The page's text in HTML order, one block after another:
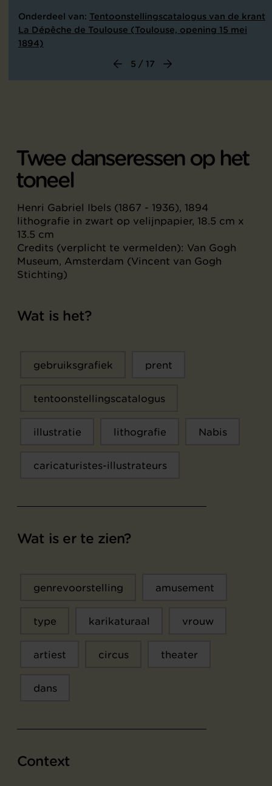
Onderdeel van: Tentoonstellingscatalogus van de krant
La Dépêche de Toulouse (Toulouse, opening 15 mei
1894)
5 / 17
Twee danseressen op het
toneel
Henri Gabriel Ibels (1867 - 1936), 1894
lithografie in zwart op velijnpapier, 18.5 cm x
13.5 cm
Credits (verplicht te vermelden): Van Gogh
Museum, Amsterdam (Vincent van Gogh
Stichting)
Wat is het?
gebruiksgrafiek prent
tentoonstellingscatalogus
illustratie lithografie Nabis
caricaturistes-illustrateurs
Wat is er te zien?
genrevoorstelling amusement
type karikaturaal vrouw
artiest circus theater
dans
Context